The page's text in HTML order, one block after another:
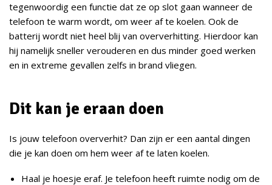
tegenwoordig een functie dat ze op slot gaan wanneer de
telefoon te warm wordt, om weer af te koelen. Ook de
batterij wordt niet heel blij van oververhitting. Hierdoor kan
hij namelijk sneller verouderen en dus minder goed werken
en in extreme gevallen zelfs in brand vliegen.
Dit kan je eraan doen
Is jouw telefoon oververhit? Dan zijn er een aantal dingen
die je kan doen om hem weer af te laten koelen.
Haal je hoesje eraf. Je telefoon heeft ruimte nodig om de